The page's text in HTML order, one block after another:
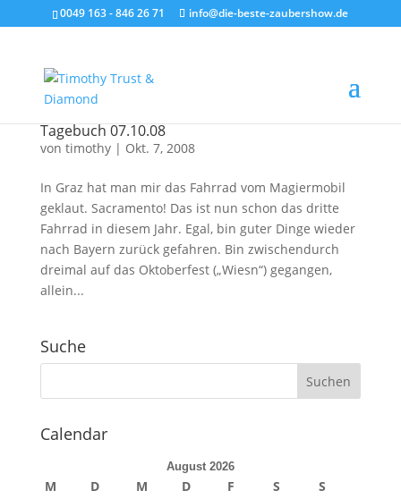
0049 163 - 846 26 71 info@die-beste-zaubershow.de
Tagebuch 07.10.08
von timothy| Okt. 7, 2008
In Graz hat man mir das Fahrrad vom Magiermobil
geklaut. Sacramento! Das ist nun schon das dritte
Fahrrad in diesem Jahr. Egal, bin guter Dinge wieder
nach Bayern zurück gefahren. Bin zwischendurch
dreimal auf das Oktoberfest („Wiesn“) gegangen,
allein...
Suche
Calendar
August 2026
M D M D F S
S